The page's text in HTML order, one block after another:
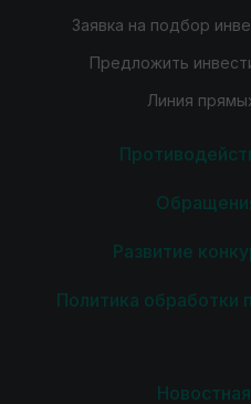
Заявка на подбор
Предложить
Линия
Развитие
Политика обработки